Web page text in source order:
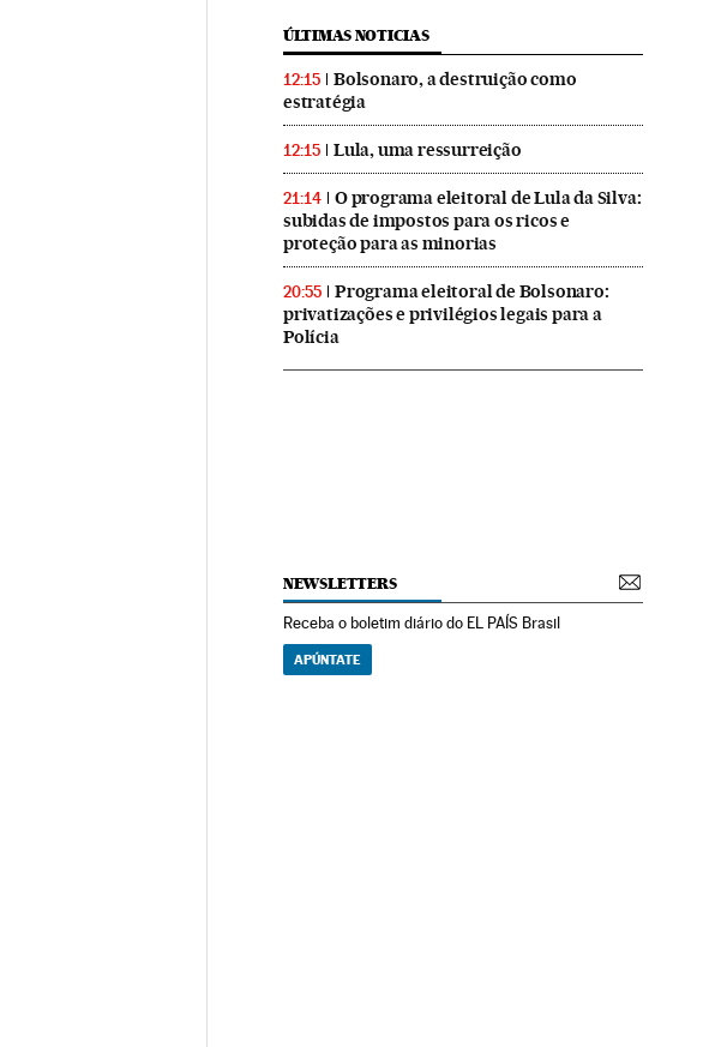
ÚLTIMAS NOTICIAS
12:15
Bolsonaro, a destruição como
estratégia
12:15 Lula, uma ressurreição
21:14
O programa eleitoral de Lula da Silva:
subidas de impostos para os ricos e
proteção para as minorias
20:55
Programa eleitoral de Bolsonaro:
privatizações e privilégios legais para a
Polícia
NEWSLETTERS
Receba o boletim diário do EL PAÍS Brasil
APÚNTATE